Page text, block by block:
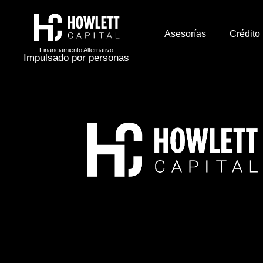
Financiamiento Alternativo
Impulsado por personas
Asesorías Crédito